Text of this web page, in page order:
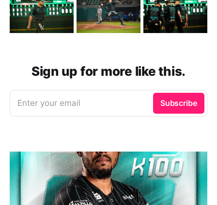
Sign up for more like this.
Enter your email Subscribe